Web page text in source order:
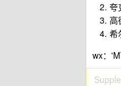
夸
高
希
wx：